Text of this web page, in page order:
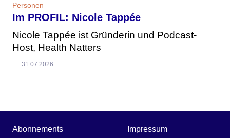
Personen
Im PROFIL: Nicole Tappée
Nicole Tappée ist Gründerin und Podcast-
Host, Health Natters
31.07.2026
Abonnements Impressum